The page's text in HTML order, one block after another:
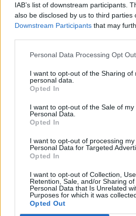
IAB’s list of downstream participants.
also be disclosed by us to third parties
Downstream Participants that may
Personal Data Processing Opt
I want to opt-out of the Sharing of
personal data.
Opted In
I want to opt-out of the Sale of my
Personal Data.
Opted In
I want to opt-out of processing my
Personal Data for Targeted
Opted In
I want to opt-out of Collection, Use,
Retention, Sale, and/or Sharing of
Personal Data that Is Unrelated
Purposes for which it was
Opted Out